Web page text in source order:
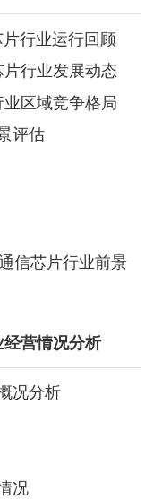
行业运行回顾
行业发展动态
区域竞争格局
评估
信芯片行业前景
营情况分析
况分析
况